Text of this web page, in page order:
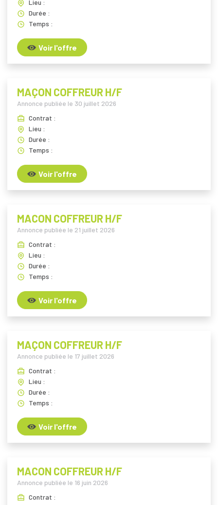
Lieu :
Durée :
Temps :
Voir l'offre
MAÇON COFFREUR H/F
Annonce publiée le 30 juillet 2026
Contrat :
Lieu :
Durée :
Temps :
Voir l'offre
MACON COFFREUR H/F
Annonce publiée le 21 juillet 2026
Contrat :
Lieu :
Durée :
Temps :
Voir l'offre
MAÇON COFFREUR H/F
Annonce publiée le 17 juillet 2026
Contrat :
Lieu :
Durée :
Temps :
Voir l'offre
MACON COFFREUR H/F
Annonce publiée le 16 juin 2026
Contrat :